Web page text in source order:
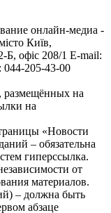
онлайн-медиа -
Київ,
офіс 208/1 E-mail:
044-205-43-00
размещённых на
на
«Новости
– обязательна
гиперссылка.
от
материалов.
– должна быть
абзаце